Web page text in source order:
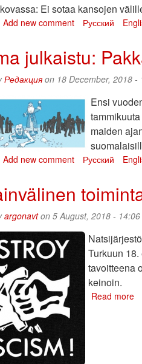
Ei sotaa kansojen
about
imperialismille
Add new comment Русский
julkaistu:
Редакцияon 18 December, 2018 -
Ensi
maiden
about
Add new comment Русский
argonavton 5 August, 2018 - 14:06
Turkuun
tavoitteena
keinoin.
Read more